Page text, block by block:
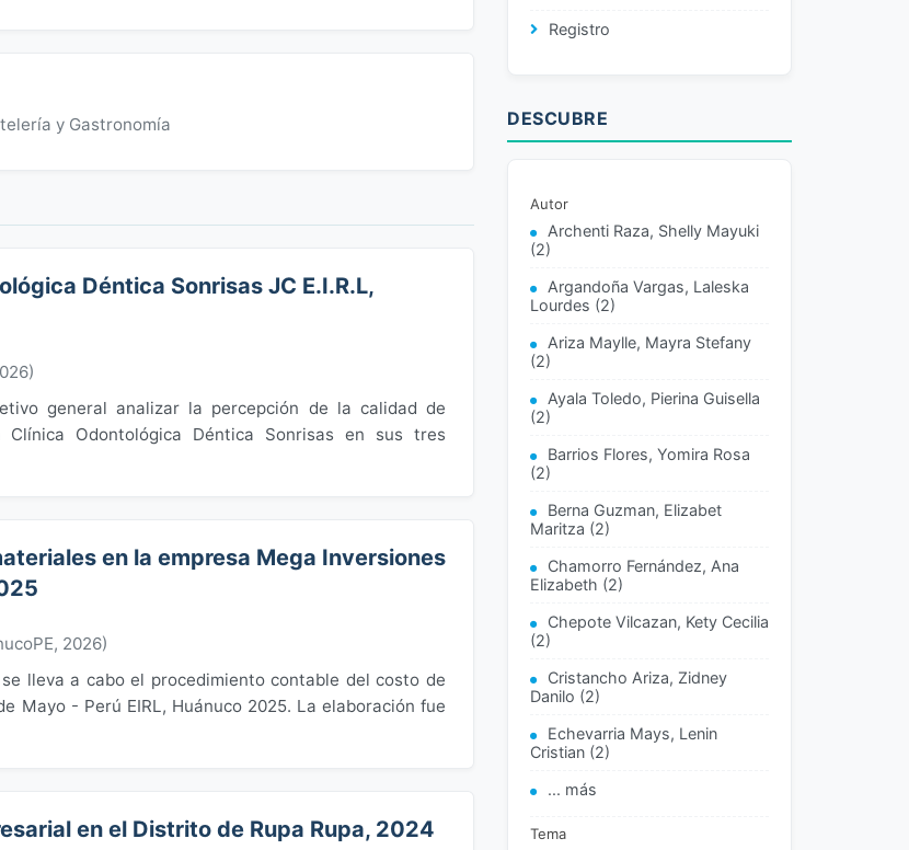
y Gastronomía
Déntica Sonrisas JC E.I.R.L,
)
general analizar la percepción de la calidad de
Odontológica Déntica Sonrisas en sus tres
en la empresa Mega Inversiones
, 2026)
lleva a cabo el procedimiento contable del costo de
Mayo - Perú EIRL, Huánuco 2025. La elaboración fue
en el Distrito de Rupa Rupa, 2024
Registro
DESCUBRE
Autor
Archenti Raza, Shelly Mayuki
(2)
Argandoña Vargas, Laleska
Lourdes (2)
Ariza Maylle, Mayra Stefany
(2)
Ayala Toledo, Pierina Guisella
(2)
Barrios Flores, Yomira Rosa
(2)
Berna Guzman, Elizabet
Maritza (2)
Chamorro Fernández, Ana
Elizabeth (2)
Chepote Vilcazan, Kety Cecilia
(2)
Cristancho Ariza, Zidney
Danilo (2)
Echevarria Mays, Lenin
Cristian (2)
... más
Tema